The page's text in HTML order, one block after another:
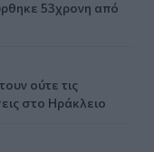
53χρονη από
ούτε τις
στο Ηράκλειο